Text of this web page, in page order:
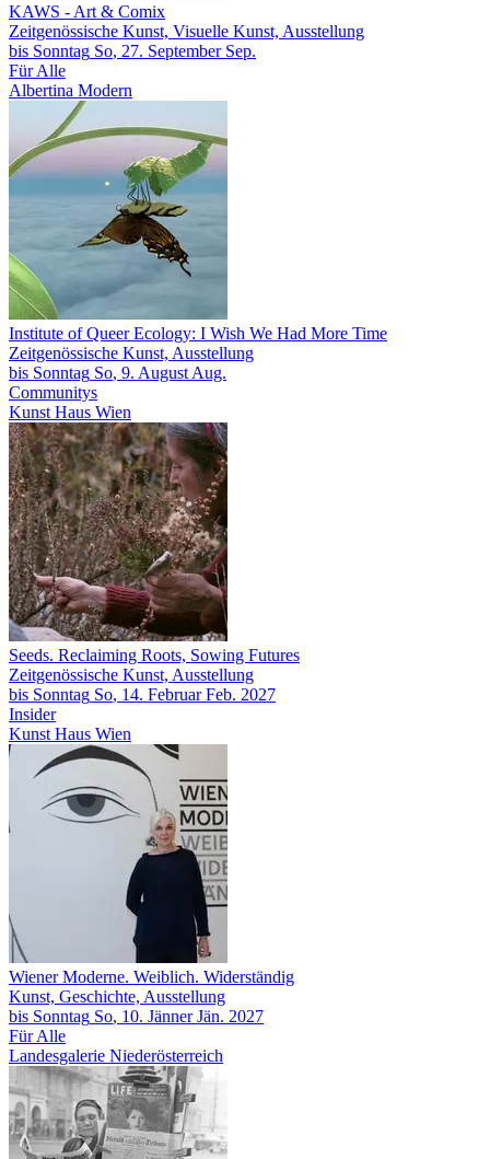
KAWS - Art & Comix
Zeitgenössische Kunst, Visuelle Kunst, Ausstellung
bis Sonntag So, 27. September Sep.
Für Alle
Albertina Modern
Institute of Queer Ecology: I Wish We Had More Time
Zeitgenössische Kunst, Ausstellung
bis Sonntag So, 9. August Aug.
Communitys
Kunst Haus Wien
Seeds. Reclaiming Roots, Sowing Futures
Zeitgenössische Kunst, Ausstellung
bis Sonntag So, 14. Februar Feb. 2027
Insider
Kunst Haus Wien
Wiener Moderne. Weiblich. Widerständig
Kunst, Geschichte, Ausstellung
bis Sonntag So, 10. Jänner Jän. 2027
Für Alle
Landesgalerie Niederösterreich